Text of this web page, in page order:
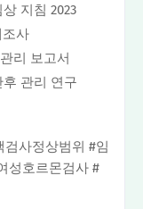
지침 2023
조사
리 보고서
관리 연구
사정상범위 #임
성호르몬검사 #